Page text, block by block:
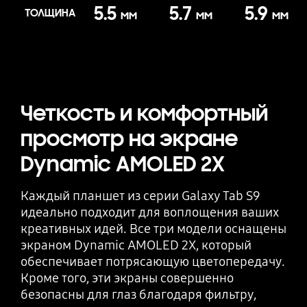
ТОЛЩИНА 5.5 мм 5.7 мм 5.9 мм
Четкость и комфортный
просмотр на экране
Dynamic AMOLED 2X
Каждый планшет из серии Galaxy Tab S9
идеально подходит для воплощения ваших
креативных идей. Все три модели оснащены
экраном Dynamic AMOLED 2X, который
обеспечивает потрясающую цветопередачу.
Кроме того, эти экраны совершенно
безопасны для глаз благодаря фильтру,